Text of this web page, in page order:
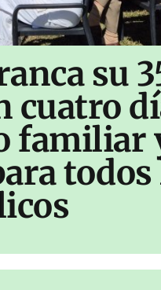
su
cuatro
familiar
todos